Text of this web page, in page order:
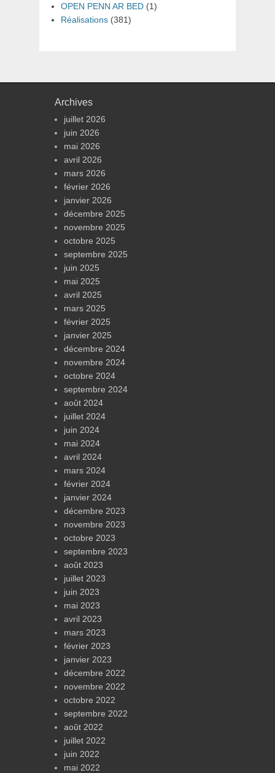
OPEN PENN AR BED (1)
Réalisations (381)
Archives
juillet 2026
juin 2026
mai 2026
avril 2026
mars 2026
février 2026
janvier 2026
décembre 2025
novembre 2025
octobre 2025
septembre 2025
juin 2025
mai 2025
avril 2025
mars 2025
février 2025
janvier 2025
décembre 2024
novembre 2024
octobre 2024
septembre 2024
août 2024
juillet 2024
juin 2024
mai 2024
avril 2024
mars 2024
février 2024
janvier 2024
décembre 2023
novembre 2023
octobre 2023
septembre 2023
août 2023
juillet 2023
juin 2023
mai 2023
avril 2023
mars 2023
février 2023
janvier 2023
décembre 2022
novembre 2022
octobre 2022
septembre 2022
août 2022
juillet 2022
juin 2022
mai 2022